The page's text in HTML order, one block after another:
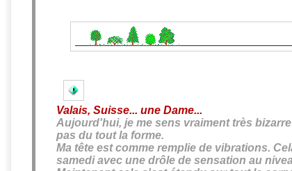
Valais, Suisse... une Dame...
Aujourd'hui, je me sens vraiment très
pas du tout la forme.
Ma tête est comme remplie de vibrations.
samedi avec une drôle de sensation au